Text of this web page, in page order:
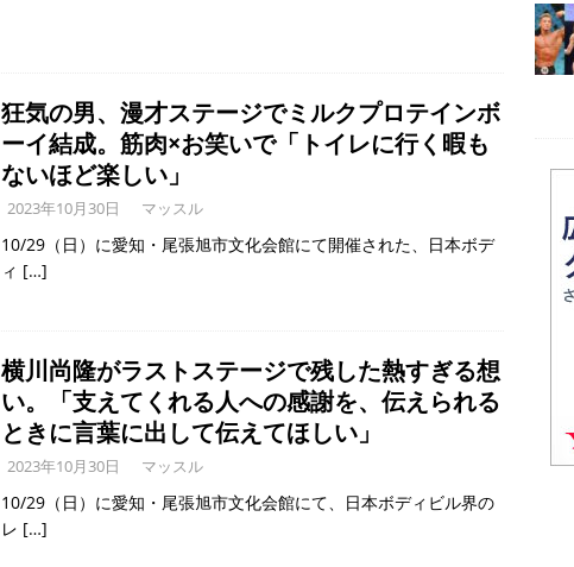
狂気の男、漫才ステージでミルクプロテインボ
ーイ結成。筋肉×お笑いで「トイレに行く暇も
ないほど楽しい」
2023年10月30日 マッスル
10/29（日）に愛知・尾張旭市文化会館にて開催された、日本ボデ
ィ […]
横川尚隆がラストステージで残した熱すぎる想
い。「支えてくれる人への感謝を、伝えられる
ときに言葉に出して伝えてほしい」
2023年10月30日 マッスル
10/29（日）に愛知・尾張旭市文化会館にて、日本ボディビル界の
レ […]